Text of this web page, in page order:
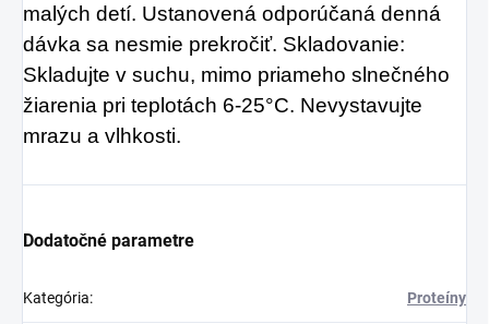
malých detí. Ustanovená odporúčaná denná
dávka sa nesmie prekročiť. Skladovanie:
Skladujte v suchu, mimo priameho slnečného
žiarenia pri teplotách 6-25°C. Nevystavujte
mrazu a vlhkosti.
Dodatočné parametre
Kategória: Proteíny